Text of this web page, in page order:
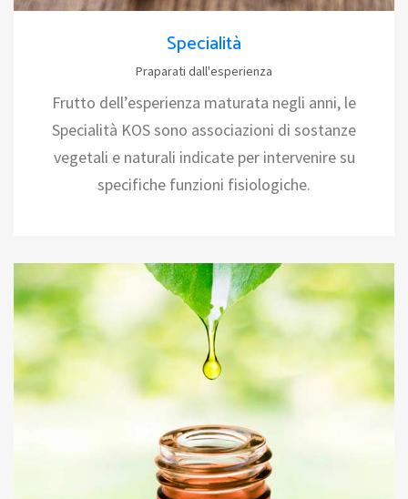
Specialità
Praparati dall'esperienza
Frutto dell’esperienza maturata negli anni, le
Specialità KOS sono associazioni di sostanze
vegetali e naturali indicate per intervenire su
specifiche funzioni fisiologiche.